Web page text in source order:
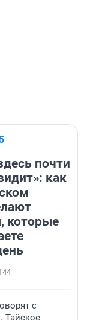
почти
как
которые
с
Тайское